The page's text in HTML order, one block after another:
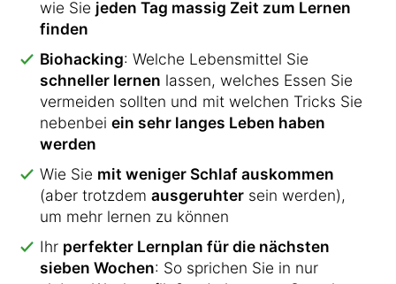
wie Sie jeden Tag massig Zeit zum Lernen
finden
Biohacking: Welche Lebensmittel Sie
schneller lernen lassen, welches Essen Sie
vermeiden sollten und mit welchen Tricks Sie
nebenbei ein sehr langes Leben haben
werden
Wie Sie mit weniger Schlaf auskommen
(aber trotzdem ausgeruhter sein werden),
um mehr lernen zu können
Ihr perfekter Lernplan für die nächsten
sieben Wochen: So sprichen Sie in nur